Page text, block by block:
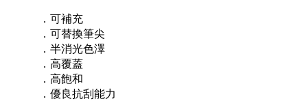
．可補充
．可替換筆尖
．半消光色澤
．高覆蓋
．高飽和
．優良抗刮能力